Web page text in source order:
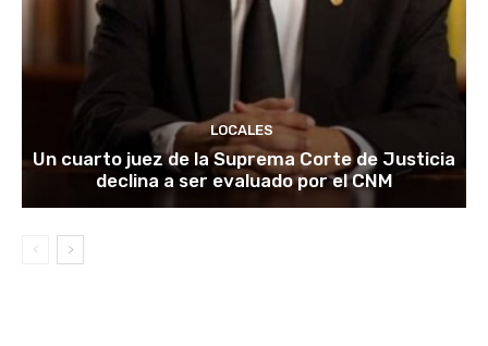
LOCALES
Un cuarto juez de la Suprema Corte de Justicia
declina a ser evaluado por el CNM